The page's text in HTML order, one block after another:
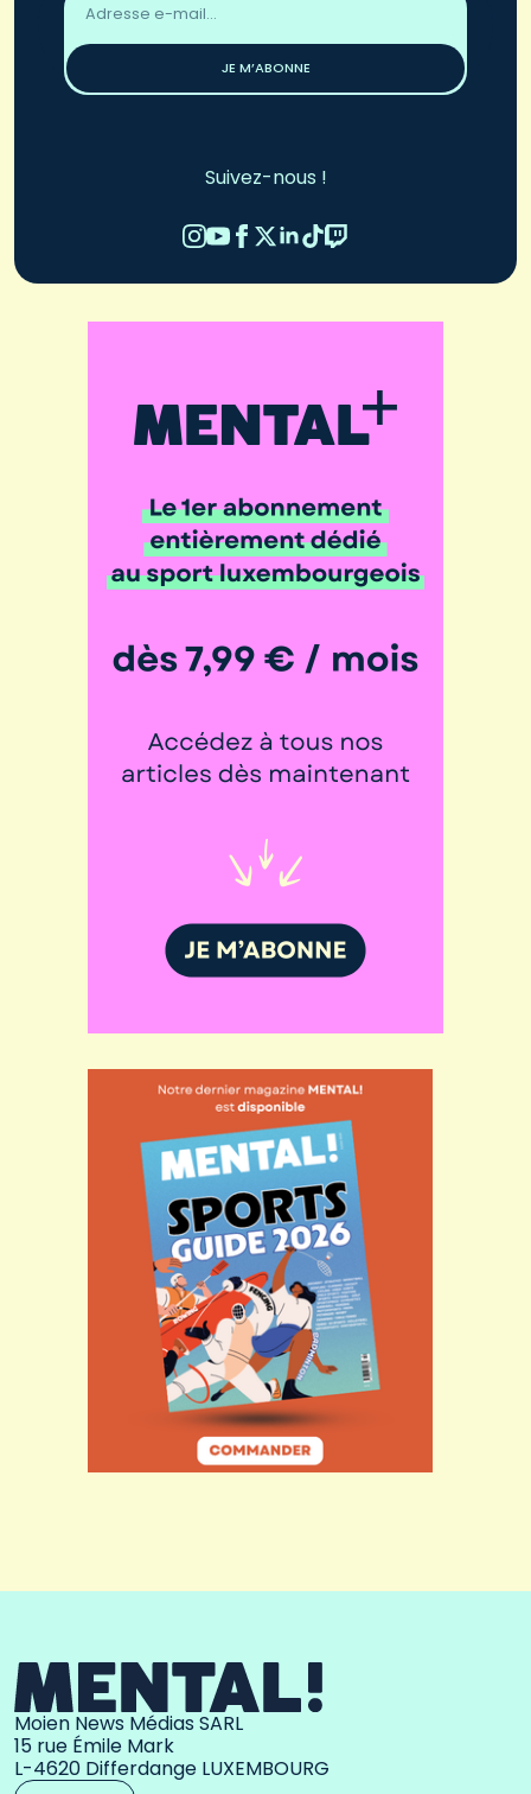
email
JE M’ABONNE
Suivez-nous !
Moien News Médias SARL
15 rue Émile Mark
L-4620 Differdange LUXEMBOURG